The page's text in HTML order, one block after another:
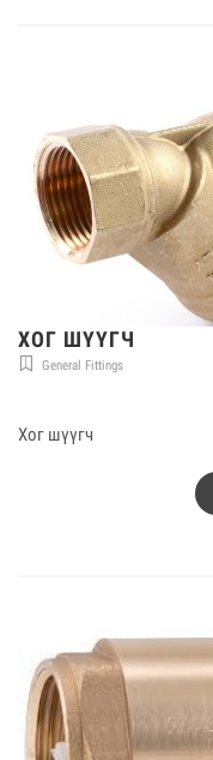
ХОГ ШҮҮГЧ
General Fittings
Хог шүүгч